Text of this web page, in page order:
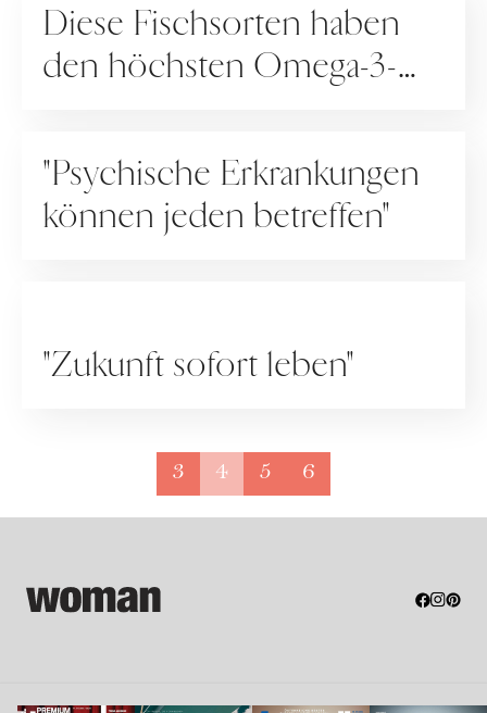
Diese Fischsorten haben
den höchsten Omega-3-
"Psychische Erkrankungen
können jeden betreffen"
"Zukunft sofort leben"
3 4 5 6